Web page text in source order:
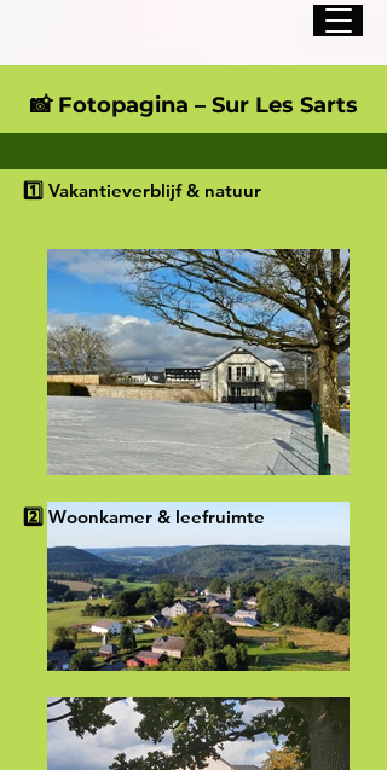
📸 Fotopagina – Sur Les Sarts
1️⃣ Vakantieverblijf & natuur
2️⃣ Woonkamer & leefruimte